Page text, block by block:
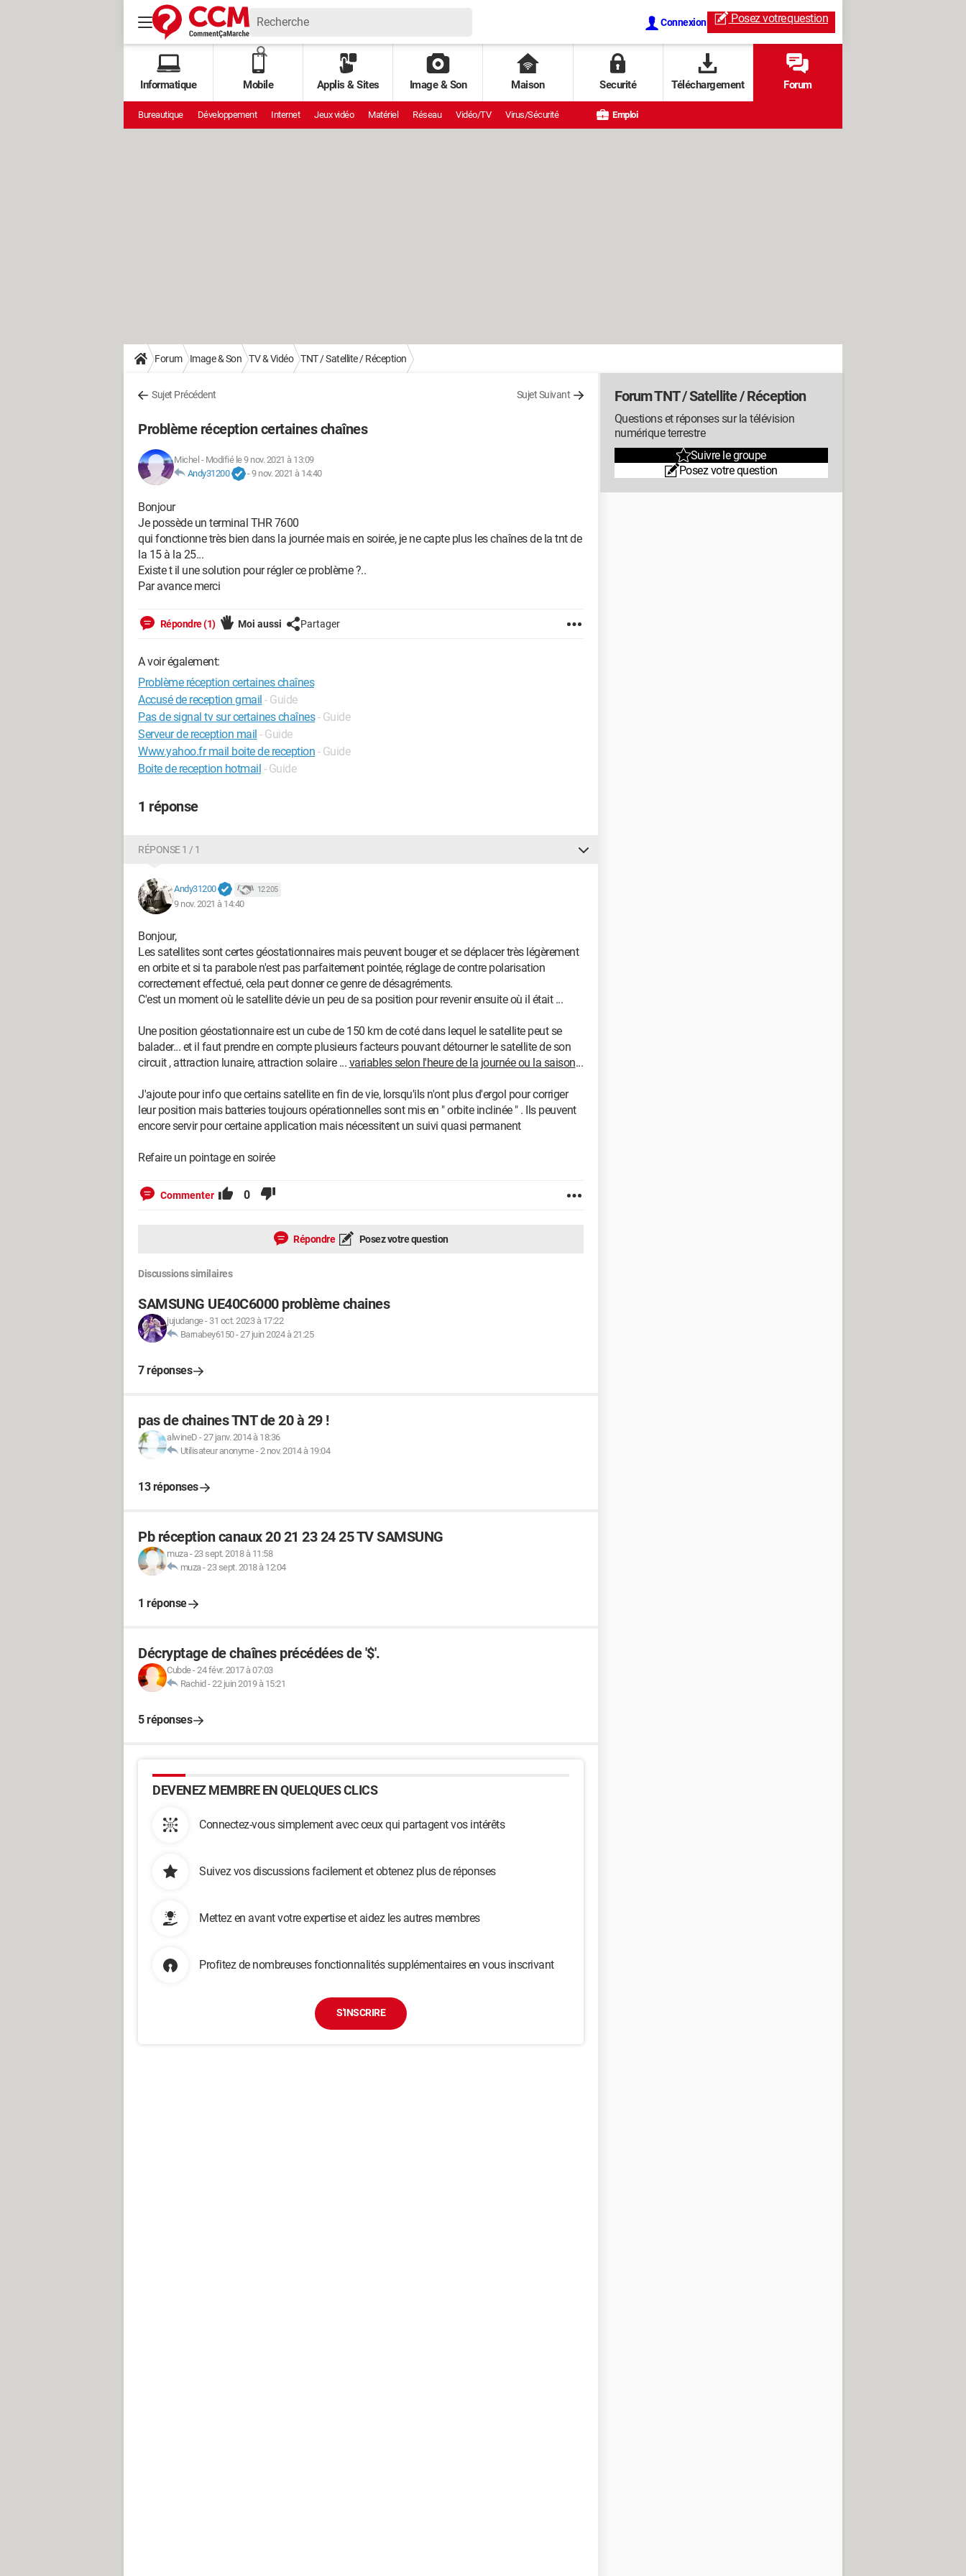
Connexion Posez votrequestion
Informatique Mobile Applis & Sites Image & Son Maison Securité Téléchargement Forum
Bureautique Développement Internet Jeux vidéo Matériel Réseau Vidéo/TV Virus/Sécurité Emploi
Forum Image & Son TV & Vidéo TNT / Satellite / Réception
Sujet Précédent Sujet Suivant
Problème réception certaines chaînes
Michel - Modifié le 9 nov. 2021 à 13:09
Andy31200
-9 nov. 2021 à 14:40
Bonjour
Je possède un terminal THR 7600
qui fonctionne très bien dans la journée mais en soirée, je ne capte plus les chaînes de la tnt de
la 15 à la 25...
Existe t il une solution pour régler ce problème ?..
Par avance merci
Répondre (1) Moi aussi Partager
A voir également:
Problème réception certaines chaînes
Accusé de reception gmail - Guide
Pas de signal tv sur certaines chaînes - Guide
Serveur de reception mail - Guide
Www.yahoo.fr mail boite de reception - Guide
Boite de reception hotmail - Guide
1 réponse
RÉPONSE 1 / 1
Andy31200 12 205
9 nov. 2021 à 14:40
Bonjour,
Les satellites sont certes géostationnaires mais peuvent bouger et se déplacer très légèrement
en orbite et si ta parabole n'est pas parfaitement pointée, réglage de contre polarisation
correctement effectué, cela peut donner ce genre de désagréments.
C'est un moment où le satellite dévie un peu de sa position pour revenir ensuite où il était ...
Une position géostationnaire est un cube de 150 km de coté dans lequel le satellite peut se
balader... et il faut prendre en compte plusieurs facteurs pouvant détourner le satellite de son
circuit , attraction lunaire, attraction solaire ... variables selon l'heure de la journée ou la saison...
J'ajoute pour info que certains satellite en fin de vie, lorsqu'ils n'ont plus d'ergol pour corriger
leur position mais batteries toujours opérationnelles sont mis en " orbite inclinée " . Ils peuvent
encore servir pour certaine application mais nécessitent un suivi quasi permanent
Refaire un pointage en soirée
Commenter 0
Répondre Posez votre question
Discussions similaires
SAMSUNG UE40C6000 problème chaines
jujudange- 31 oct. 2023 à 17:22
Barnabey6150-27 juin 2024 à 21:25
7 réponses
pas de chaines TNT de 20 à 29 !
alwineD -27 janv. 2014 à 18:36
Utilisateur anonyme-2 nov. 2014 à 19:04
13 réponses
Pb réception canaux 20 21 23 24 25 TV SAMSUNG
muza-23 sept. 2018 à 11:58
muza-23 sept. 2018 à 12:04
1 réponse
Décryptage de chaînes précédées de '$'.
Cubde-24 févr. 2017 à 07:03
Rachid -22 juin 2019 à 15:21
5 réponses
DEVENEZ MEMBRE EN QUELQUES CLICS
Connectez-vous simplement avec ceux qui partagent vos intérêts
Suivez vos discussions facilement et obtenez plus de réponses
Mettez en avant votre expertise et aidez les autres membres
Profitez de nombreuses fonctionnalités supplémentaires en vous inscrivant
S'INSCRIRE
Forum TNT / Satellite / Réception
Questions et réponses sur la télévision
numérique terrestre
Suivre le groupe
Posez votre question